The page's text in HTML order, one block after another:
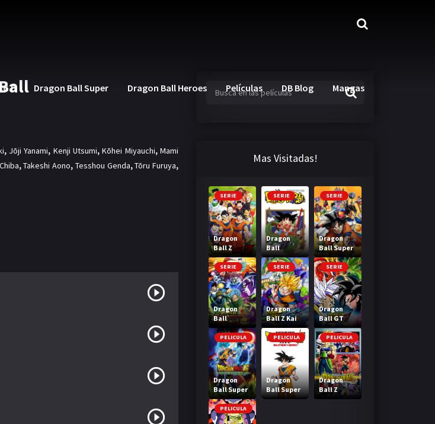
GT Dragon Ball Super Dragon Ball Heroes Películas DB Blog Mangas
, Jōji Yanami, Kenji Utsumi,Kōhei Miyauchi,Mami
,Takeshi Aono, Tesshou Genda,Tōru Furuya,
Mas Visitadas!
SERIE
Dragon
Ball Z
SERIE
Dragon
Ball
SERIE
Dragon
Ball Super
SERIE
Dragon
Ball
Heroes
SERIE
Dragon
Ball Z Kai
SERIE
Dragon
Ball GT
PELICULA
Dragon
Ball Super
Broly
PELICULA
Dragon
Ball Super
Super Hero
PELICULA
Dragon
Ball Z
Bardock El
PELICULA